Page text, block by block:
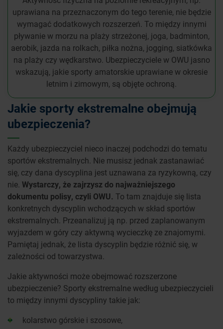
uprawiana na przeznaczonym do tego terenie, nie będzie
wymagać dodatkowych rozszerzeń. To między innymi
pływanie w morzu na plaży strzeżonej, joga, badminton,
aerobik, jazda na rolkach, piłka nożna, jogging, siatkówka
na plaży czy wędkarstwo. Ubezpieczyciele w OWU jasno
wskazują, jakie sporty amatorskie uprawiane w okresie
letnim i zimowym, są objęte ochroną.
Jakie sporty ekstremalne obejmują
ubezpieczenia?
Każdy ubezpieczyciel nieco inaczej podchodzi do tematu
sportów ekstremalnych. Nie musisz jednak zastanawiać
się, czy dana dyscyplina jest uznawana za ryzykowną, czy
nie. Wystarczy, że zajrzysz do najważniejszego
dokumentu polisy, czyli OWU. To tam znajduje się lista
konkretnych dyscyplin wchodzących w skład sportów
ekstremalnych. Przeanalizuj ją np. przed zaplanowanym
wyjazdem w góry czy aktywną wycieczkę ze znajomymi.
Pamiętaj jednak, że lista dyscyplin będzie różnić się, w
zależności od towarzystwa.
Jakie aktywności może obejmować rozszerzone
ubezpieczenie? Sporty ekstremalne według ubezpieczycieli
to między innymi dyscypliny takie jak:
kolarstwo górskie i szosowe,